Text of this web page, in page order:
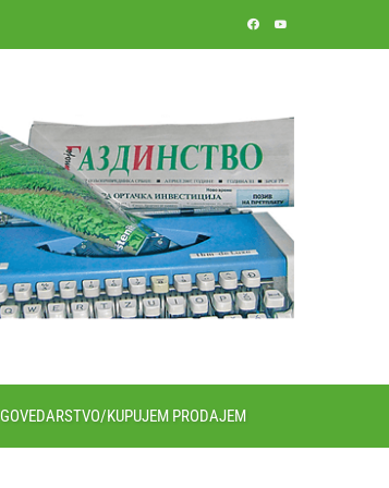
GOVEDARSTVO/KUPUJEM PRODAJEM